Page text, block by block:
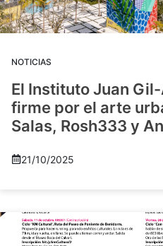
NOTICIAS
El Instituto Juan
firme por el arte
Salas, Rosh333 y
21/10/2025